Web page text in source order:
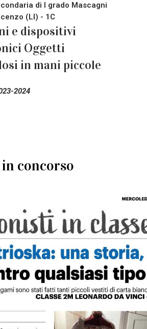
di I grado Mascagni
(LI) - 1C
e dispositivi
Oggetti
in mani piccole
2024
concorso